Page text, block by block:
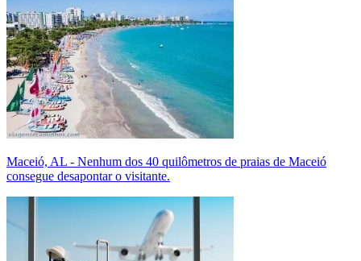
Maceió, AL - Nenhum dos 40 quilômetros de praias de Maceió
consegue desapontar o visitante.